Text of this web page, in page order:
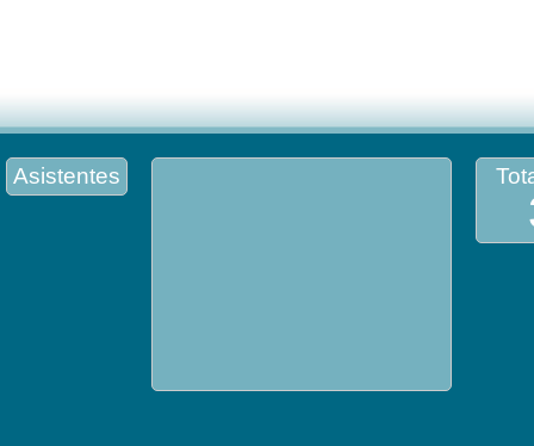
Asistentes